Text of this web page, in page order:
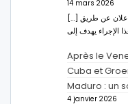
14 mars 2026
[…] الإعلان عن طريق Ahmed Abdel-Latifسفير مصر بالرباط.
Après le
Cuba et
Maduro : un
4 janvier 2026